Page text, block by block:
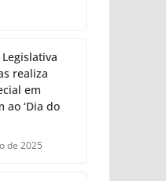
realiza
em
ao ‘Dia do
de 2025